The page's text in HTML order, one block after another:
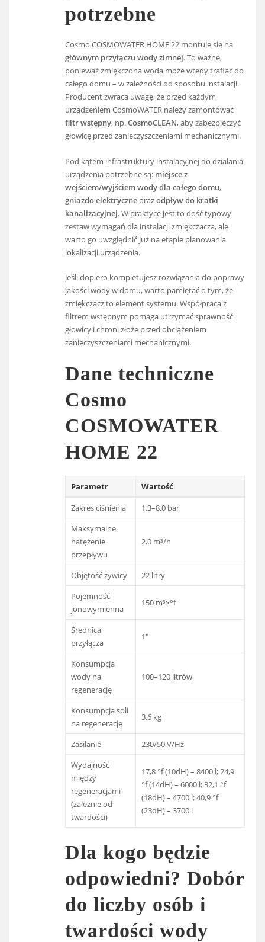
potrzebne
Cosmo COSMOWATER HOME 22 montuje się na
głównym przyłączu wody zimnej. To ważne,
ponieważ zmiękczona woda może wtedy trafiać do
całego domu – w zależności od sposobu instalacji.
Producent zwraca uwagę, że przed każdym
urządzeniem CosmoWATER należy zamontować
filtr wstępny, np.CosmoCLEAN, aby zabezpieczyć
głowicę przed zanieczyszczeniami mechanicznymi.
Pod kątem infrastruktury instalacyjnej do działania
urządzenia potrzebne są: miejsce z
wejściem/wyjściem wody dla całego domu,
gniazdo elektryczneorazodpływ do kratki
kanalizacyjnej. W praktyce jest to dość typowy
zestaw wymagań dla instalacji zmiękczacza, ale
warto go uwzględnić już na etapie planowania
lokalizacji urządzenia.
Jeśli dopiero kompletujesz rozwiązania do poprawy
jakości wody w domu, warto pamiętać o tym, że
zmiękczacz to element systemu. Współpraca z
filtrem wstępnym pomaga utrzymać sprawność
głowicy i chroni złoże przed obciążeniem
zanieczyszczeniami mechanicznymi.
Dane techniczne
Cosmo
COSMOWATER
HOME 22
Parametr
Wartość
Zakres ciśnienia
1,3–8,0 bar
Maksymalne
natężenie
przepływu
2,0 m³/h
Objętość żywicy
22 litry
Pojemność
jonowymienna
150 m³×°f
Średnica
przyłącza
1″
Konsumpcja
wody na
regenerację
100–120 litrów
Konsumpcja soli
na regenerację
3,6 kg
Zasilanie
230/50 V/Hz
Wydajność
między
regeneracjami
(zależnie od
twardości)
17,8 °f (10dH) – 8400 l; 24,9
°f (14dH) – 6000 l; 32,1 °f
(18dH) – 4700 l; 40,9 °f
(23dH) – 3700 l
Dla kogo będzie
odpowiedni? Dobór
do liczby osób i
twardości wody